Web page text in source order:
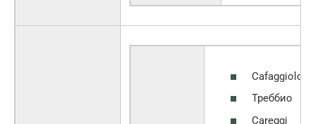
Cafaggiolo
Треббио
Careggi